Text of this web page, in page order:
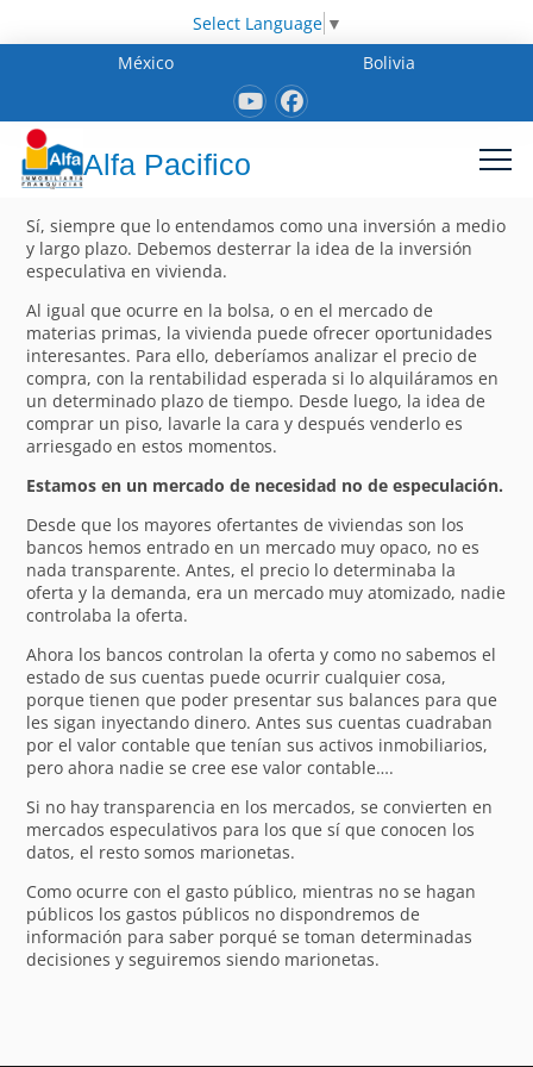
Select Language ▼
México
Bolivia
Alfa Pacifico
Sí, siempre que lo entendamos como una inversión a medio
y largo plazo. Debemos desterrar la idea de la inversión
especulativa en vivienda.
Al igual que ocurre en la bolsa, o en el mercado de
materias primas, la vivienda puede ofrecer oportunidades
interesantes. Para ello, deberíamos analizar el precio de
compra, con la rentabilidad esperada si lo alquiláramos en
un determinado plazo de tiempo. Desde luego, la idea de
comprar un piso, lavarle la cara y después venderlo es
arriesgado en estos momentos.
Estamos en un mercado de necesidad no de especulación.
Desde que los mayores ofertantes de viviendas son los
bancos hemos entrado en un mercado muy opaco, no es
nada transparente. Antes, el precio lo determinaba la
oferta y la demanda, era un mercado muy atomizado, nadie
controlaba la oferta.
Ahora los bancos controlan la oferta y como no sabemos el
estado de sus cuentas puede ocurrir cualquier cosa,
porque tienen que poder presentar sus balances para que
les sigan inyectando dinero. Antes sus cuentas cuadraban
por el valor contable que tenían sus activos inmobiliarios,
pero ahora nadie se cree ese valor contable….
Si no hay transparencia en los mercados, se convierten en
mercados especulativos para los que sí que conocen los
datos, el resto somos marionetas.
Como ocurre con el gasto público, mientras no se hagan
públicos los gastos públicos no dispondremos de
información para saber porqué se toman determinadas
decisiones y seguiremos siendo marionetas.